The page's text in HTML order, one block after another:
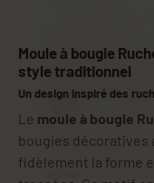
Moule à bougie
style traditionnel
Un design inspiré des
Le moule à bougie
bougies décoratives
fidèlement la forme